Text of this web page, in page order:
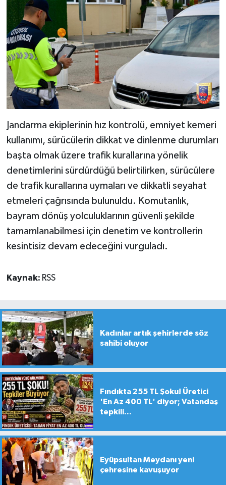
Jandarma ekiplerinin hız kontrolü, emniyet kemeri
kullanımı, sürücülerin dikkat ve dinlenme durumları
başta olmak üzere trafik kurallarına yönelik
denetimlerini sürdürdüğü belirtilirken, sürücülere
de trafik kurallarına uymaları ve dikkatli seyahat
etmeleri çağrısında bulunuldu. Komutanlık,
bayram dönüş yolculuklarının güvenli şekilde
tamamlanabilmesi için denetim ve kontrollerin
kesintisiz devam edeceğini vurguladı.
Kaynak: RSS
Kadınlar artık şehirlerde söz
sahibi oluyor
Fındıkta 255 TL Şoku! Üretici
'En Az 400 TL' diyor; Vatandaş
tepkili...
Eyüpsultan Meydanı yeni
çehresine kavuşuyor